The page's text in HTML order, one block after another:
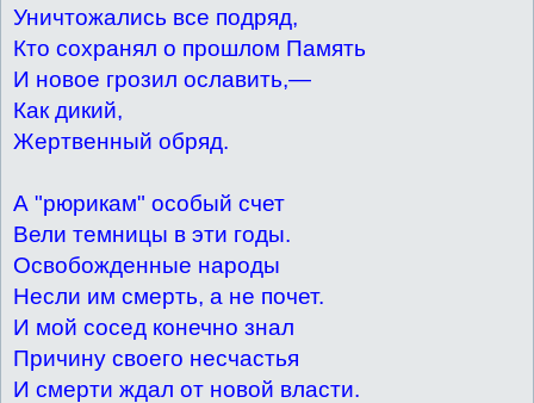
Уничтожались все подряд,
Кто сохранял о прошлом Память
И новое грозил ославить,—
Как дикий,
Жертвенный обряд.
А "рюрикам" особый счет
Вели темницы в эти годы.
Освобожденные народы
Несли им смерть, а не почет.
И мой сосед конечно знал
Причину своего несчастья
И смерти ждал от новой власти.